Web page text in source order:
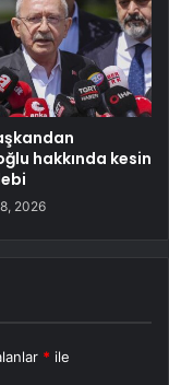
hakkında kesin
2026
* ile